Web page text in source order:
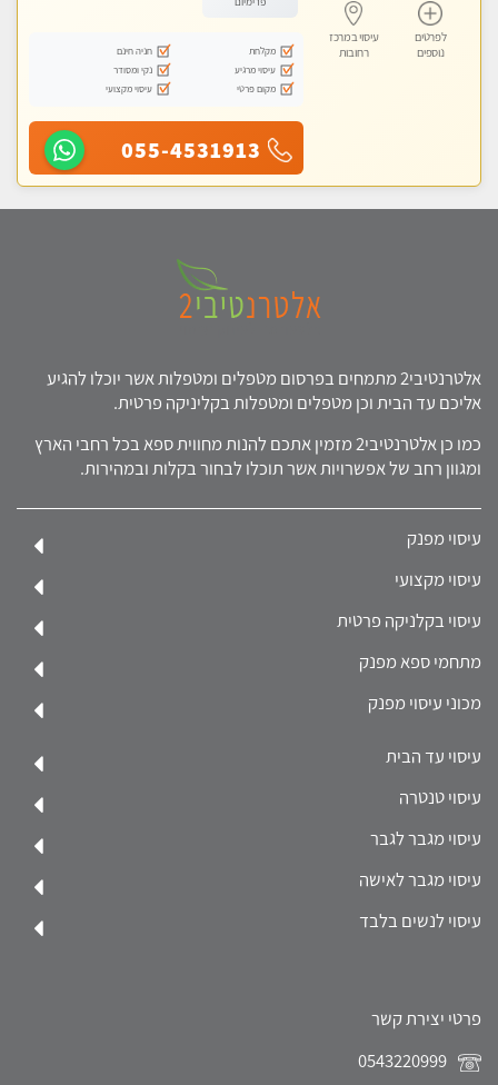
לפרטים
נוספים
עיסוי במרכז
רחובות
מקלחת
חניה חינם
עיסוי מרגיע
נקי ומסודר
מקום פרטי
עיסוי מקצועי
055-4531913
אלטרנטיבי2 מתמחים בפרסום מטפלים ומטפלות אשר יוכלו להגיע
אליכם עד הבית וכן מטפלים ומטפלות בקליניקה פרטית.
כמו כן אלטרנטיבי2 מזמין אתכם להנות מחווית ספא בכל רחבי הארץ
ומגוון רחב של אפשרויות אשר תוכלו לבחור בקלות ובמהירות.
עיסוי מפנק
עיסוי מקצועי
עיסוי בקלניקה פרטית
מתחמי ספא מפנק
מכוני עיסוי מפנק
עיסוי עד הבית
עיסוי טנטרה
עיסוי מגבר לגבר
עיסוי מגבר לאישה
עיסוי לנשים בלבד
פרטי יצירת קשר